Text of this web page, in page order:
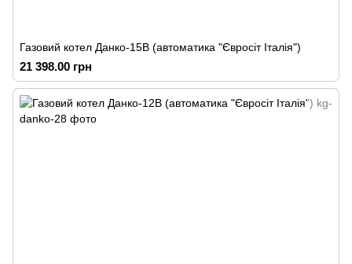
Газовий котел Данко-15В (автоматика "Євросіт Італія")
21 398.00 грн